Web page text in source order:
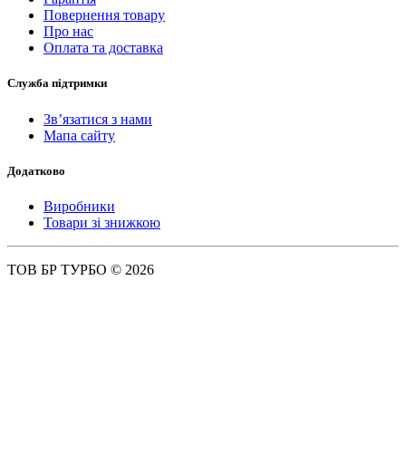
Повернення товару
Про нас
Оплата та доставка
Служба підтримки
Зв’язатися з нами
Мапа сайту
Додатково
Виробники
Товари зі знижкою
ТОВ БР ТУРБО © 2026